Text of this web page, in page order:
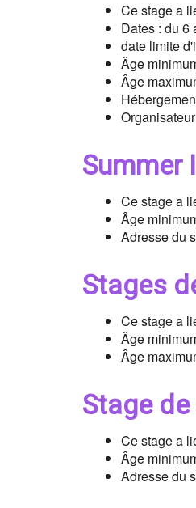
Ce stage a
Dates : du 6
date limite
Âge
Âge
Summer
Ce stage a
Âge
Adresse du
Stages
Ce stage a
Âge
Âge
Stage
Ce stage a
Âge
Adresse du